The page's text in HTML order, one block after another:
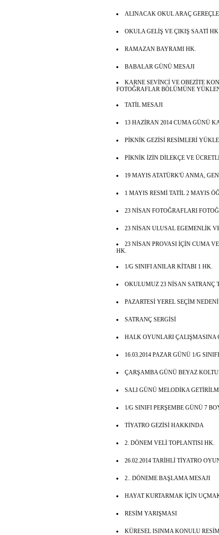
ALINACAK OKUL ARAÇ
OKULA GELİŞ VE ÇIKIŞ SAATİ
RAMAZAN BAYRAMI HK.
BABALAR GÜNÜ MESAJI
KARNE SEVİNCİ VE OBEZİTE
FOTOĞRAFLAR BÖLÜMÜNE
TATİL MESAJI
13 HAZİRAN 2014 CUMA GÜNÜ
PİKNİK GEZİSİ RESİMLERİ
PİKNİK İZİN DİLEKÇE VE
19 MAYIS ATATÜRK'Ü ANMA,
1 MAYIS RESMİ TATİL 2 MAYIS
23 NİSAN FOTOĞRAFLARI
23 NİSAN ULUSAL EGEMENLİK
23 NİSAN PROVASI İÇİN CUMA
HK.
1/G SINIFI ANILAR KİTABI 1 HK.
OKULUMUZ 23 NİSAN SATRANÇ
PAZARTESİ YEREL SEÇİM
SATRANÇ SERGİSİ
HALK OYUNLARI ÇALIŞMASINA
16.03.2014 PAZAR GÜNÜ 1/G
ÇARŞAMBA GÜNÜ BEYAZ
SALI GÜNÜ MELODİKA
1/G SINIFI PERŞEMBE GÜNÜ 7
TİYATRO GEZİSİ HAKKINDA
2. DÖNEM VELİ TOPLANTISI HK.
26.02.2014 TARİHLİ TİYATRO
2.. DÖNEME BAŞLAMA MESAJI
HAYAT KURTARMAK İÇİN
RESİM YARIŞMASI
KÜRESEL ISINMA KONULU